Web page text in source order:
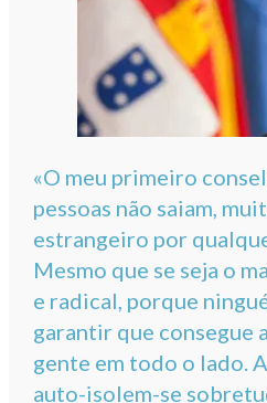
«O meu primeiro
pessoas não saiam,
estrangeiro por
Mesmo que se seja o
e radical, porque
garantir que consegue
gente em todo o lado.
auto-isolem-se